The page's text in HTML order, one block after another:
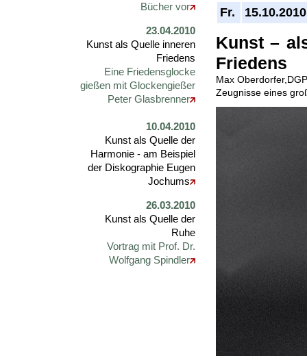
Bücher vor
23.04.2010
Kunst als Quelle inneren
Friedens
Eine Friedensglocke
gießen mit Glockengießer
Peter Glasbrenner
10.04.2010
Kunst als Quelle der
Harmonie - am Beispiel
der Diskographie Eugen
Jochums
26.03.2010
Kunst als Quelle der
Ruhe
Vortrag mit Prof. Dr.
Wolfgang Spindler
Fr. 15.10.2010
Kunst –
Friedens
Max
Zeugnisse eines